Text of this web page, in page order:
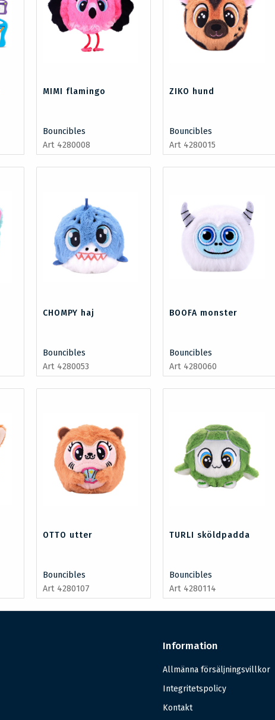
MIMI flamingo
Bouncibles
Art 4280008
ZIKO hund
Bouncibles
Art 4280015
CHOMPY haj
Bouncibles
Art 4280053
BOOFA monster
Bouncibles
Art 4280060
OTTO utter
Bouncibles
Art 4280107
TURLI sköldpadda
Bouncibles
Art 4280114
Information
Allmänna försäljningsvillkor
Integritetspolicy
Kontakt